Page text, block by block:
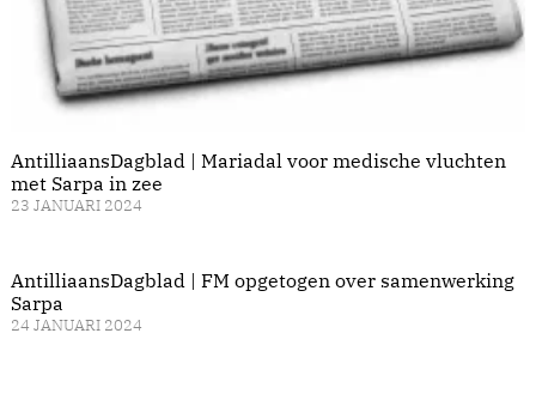
AntilliaansDagblad | Mariadal voor medische vluchten
met Sarpa in zee
23 JANUARI 2024
AntilliaansDagblad | FM opgetogen over samenwerking
Sarpa
24 JANUARI 2024